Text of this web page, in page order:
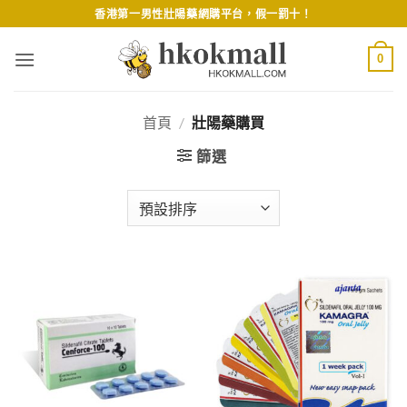
to
content
香港第一男性壯陽藥網購平台，假一罰十！
0
首頁 / 壯陽藥購買
篩選